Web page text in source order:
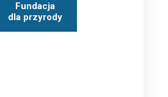
Fundacja
dla przyrody